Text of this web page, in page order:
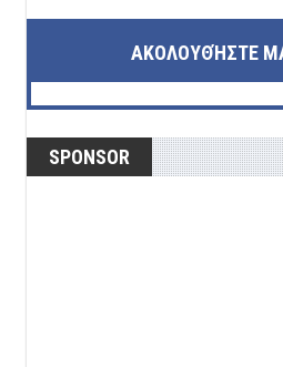
ΑΚΟΛΟΥΘΉΣΤΕ
SPONSOR